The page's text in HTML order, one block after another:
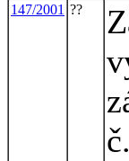
147/2001 ??